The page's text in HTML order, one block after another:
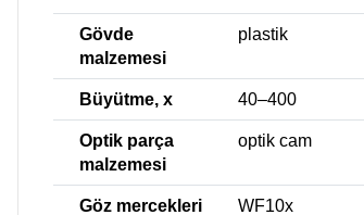
Gövde
malzemesi
plastik
Büyütme, x 40–400
Optik parça
malzemesi
optik cam
Göz mercekleri WF10x